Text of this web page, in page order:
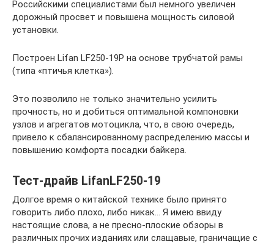
Российскими специалистами был немного увеличен
дорожный просвет и повышена мощность силовой
установки.
Построен Lifan LF250-19P на основе трубчатой рамы
(типа «птичья клетка»).
Это позволило не только значительно усилить
прочность, но и добиться оптимальной компоновки
узлов и агрегатов мотоцикла, что, в свою очередь,
привело к сбалансированному распределению массы и
повышению комфорта посадки байкера.
Тест-драйв LifanLF250-19
Долгое время о китайской технике было принято
говорить либо плохо, либо никак… Я имею ввиду
настоящие слова, а не пресно-плоские обзоры в
различных прочих изданиях или слащавые, граничащие с